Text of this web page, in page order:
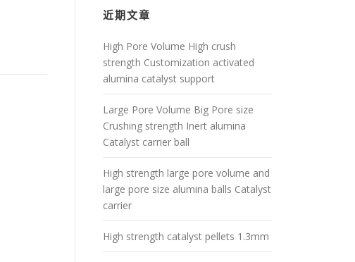
近期文章
High Pore Volume High crush
strength Customization activated
alumina catalyst support
Large Pore Volume Big Pore size
Crushing strength Inert alumina
Catalyst carrier ball
High strength large pore volume and
large pore size alumina balls Catalyst
carrier
High strength catalyst pellets 1.3mm